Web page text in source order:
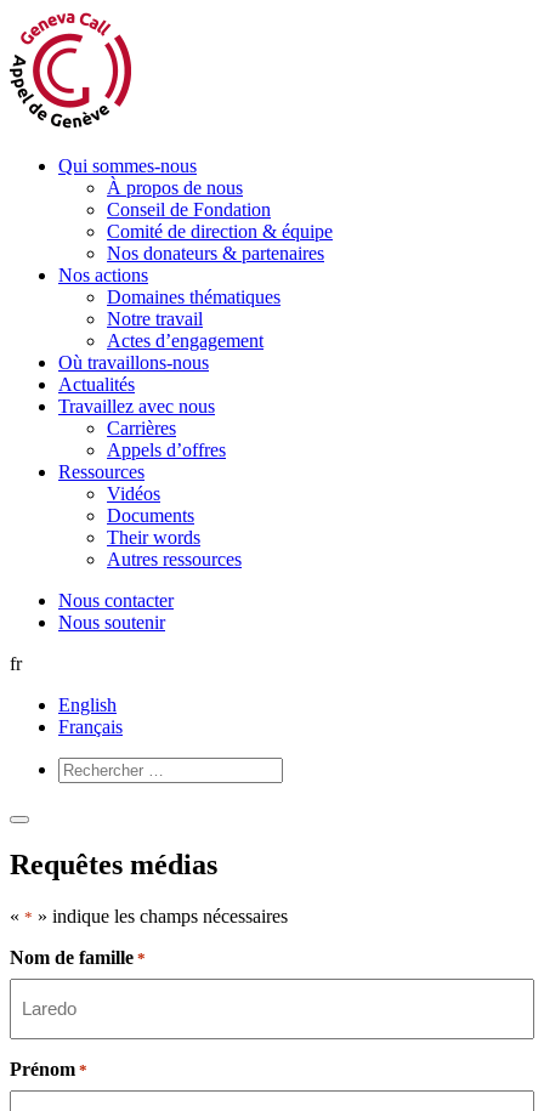
Aller
au
contenu
Qui sommes-nous
À propos de nous
Conseil de Fondation
Comité de direction & équipe
Nos donateurs & partenaires
Nos actions
Domaines thématiques
Notre travail
Actes d’engagement
Où travaillons-nous
Actualités
Travaillez avec nous
Carrières
Appels d’offres
Ressources
Vidéos
Documents
Their words
Autres ressources
Nous contacter
Nous soutenir
fr
English
Français
Ouvrir
menu
Fermer
menu
Requêtes médias
« * » indique les champs nécessaires
Nom de famille *
Prénom *